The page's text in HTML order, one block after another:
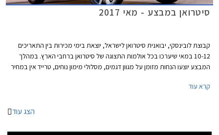
סיטרואן במבצע - מאי 2017
קבוצת לובינסקי, יבואנית סיטרואן לישראל, יוצאת בימי מכירות בין התאריכים
10-12 במאי שיערכו בכל אולמות התצוגה של סיטרואן ברחבי הארץ. במהלך
המבצע יוצעו הנחות מזומן על מגוון דגמים, מסלולי מימון נוחים, טרייד אין במחיר
קרא עוד
הצג עוד